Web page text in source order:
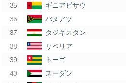
ギニアビサウ
バヌアツ
タジキスタン
リベリア
トーゴ
スーダン